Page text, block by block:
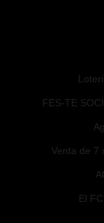
FES-TE
Venta de 7
El